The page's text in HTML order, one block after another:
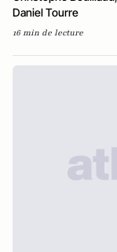
Daniel Tourre
16 min de lecture